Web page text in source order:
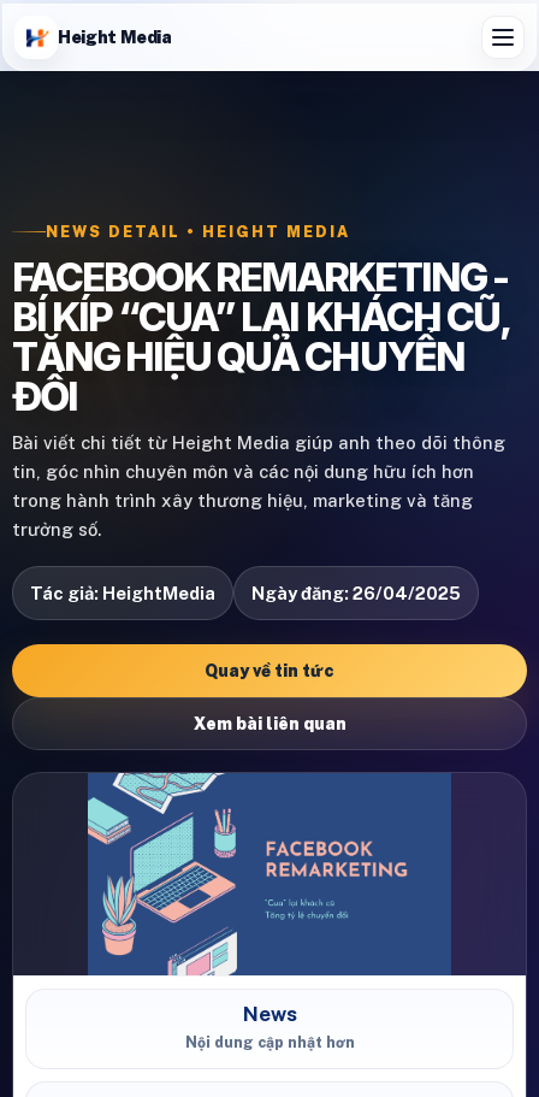
Height Media
NEWS DETAIL • HEIGHT MEDIA
FACEBOOK REMARKETING -
BÍ KÍP “CUA” LẠI KHÁCH CŨ,
TĂNG HIỆU QUẢ CHUYỂN
ĐỔI
Bài viết chi tiết từ Height Media giúp anh theo dõi thông
tin, góc nhìn chuyên môn và các nội dung hữu ích hơn
trong hành trình xây thương hiệu, marketing và tăng
trưởng số.
Tác giả: HeightMedia Ngày đăng: 26/04/2025
Quay về tin tức
Xem bài liên quan
News
Nội dung cập nhật hơn